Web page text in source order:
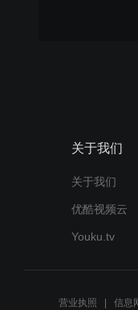
关于我们
关于我们
优酷视频云
Youku.tv
营业执照 信息